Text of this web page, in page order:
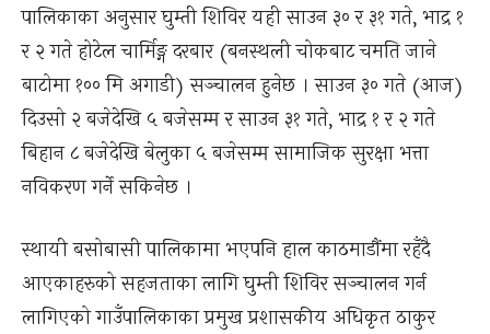
पालिकाका अनुसार घुम्ती शिविर यही साउन ३० र ३१ गते, भाद्र १
र २ गते होटेल चार्मिङ्ग दरबार (बनस्थली चोकबाट चमति जाने
बाटोमा १०० मि अगाडी) सञ्चालन हुनेछ । साउन ३० गते (आज)
दिउसो २ बजेदेखि ५ बजेसम्म र साउन ३१ गते, भाद्र १ र २ गते
बिहान ८ बजेदेखि बेलुका ५ बजेसम्म सामाजिक सुरक्षा भत्ता
नविकरण गर्ने सकिनेछ ।
स्थायी बसोबासी पालिकामा भएपनि हाल काठमाडाैंमा रहँदै
आएकाहरुको सहजताका लागि घुम्ती शिविर सञ्चालन गर्न
लागिएको गाउँपालिकाका प्रमुख प्रशासकीय अधिकृत ठाकुर